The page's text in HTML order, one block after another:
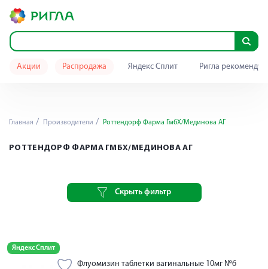
Акции Распродажа Яндекс Сплит Ригла
Главная Производители Роттендорф Фарма ГмбХ/Мединова АГ
РОТТЕНДОРФ ФАРМА ГМБХ/МЕДИНОВА АГ
Скрыть фильтр
Яндекс Сплит
Флуомизин таблетки вагинальные 10мг №6